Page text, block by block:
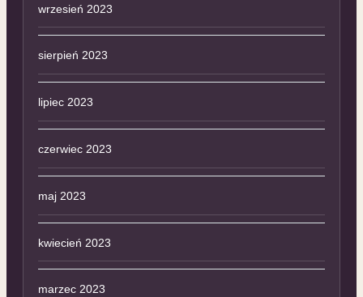
wrzesień 2023
sierpień 2023
lipiec 2023
czerwiec 2023
maj 2023
kwiecień 2023
marzec 2023